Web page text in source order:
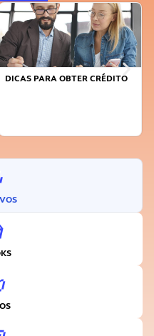
FAÇA A DIFERENÇA: SEJA